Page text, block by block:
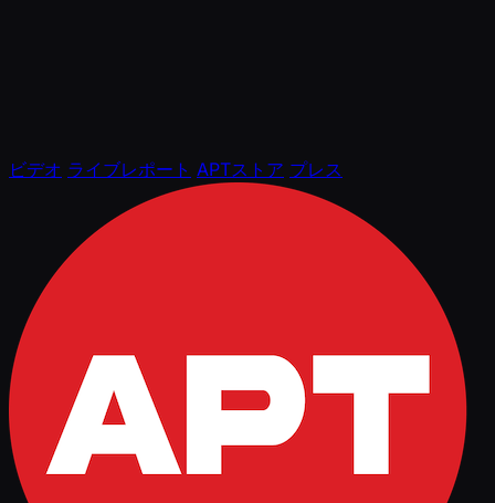
ビデオ ライブレポート APTストア プレス